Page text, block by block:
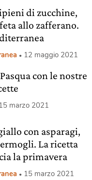
di zucchine,
allo zafferano.
12 maggio 2021
con le nostre
15 marzo 2021
con asparagi,
La ricetta
la primavera
15 marzo 2021